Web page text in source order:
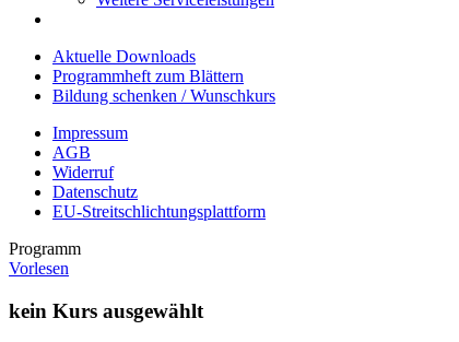
Aktuelle Downloads
Programmheft zum Blättern
Bildung schenken / Wunschkurs
Impressum
AGB
Widerruf
Datenschutz
EU-Streitschlichtungsplattform
Programm
Vorlesen
kein Kurs ausgewählt